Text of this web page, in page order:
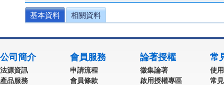
基本資料 相關資料
公司簡介
法源資訊
產品服務
會員服務
申請流程
會員條款
論著授權
徵集論著
啟用授權專區
常
使
常